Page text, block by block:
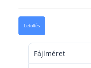
Letöltés
Fájlméret